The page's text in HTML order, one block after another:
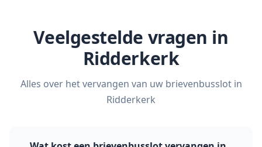
Veelgestelde vragen in
Ridderkerk
Alles over het vervangen van uw brievenbusslot in
Ridderkerk